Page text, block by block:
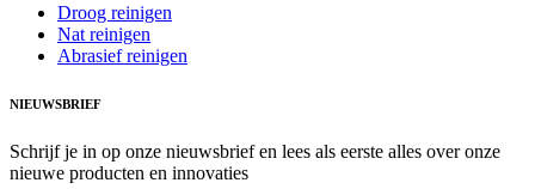
Droog reinigen
Nat reinigen
Abrasief reinigen
NIEUWSBRIEF
Schrijf je in op onze nieuwsbrief en lees als eerste alles over onze
nieuwe producten en innovaties